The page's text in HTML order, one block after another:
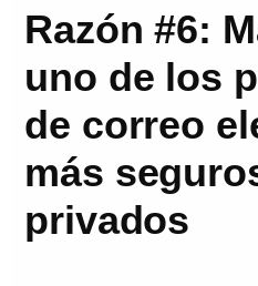
Razón #6:
uno de los
de correo
más
privados